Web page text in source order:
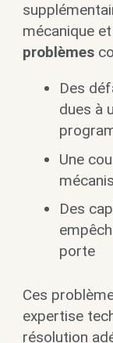
mécanique
problèmes
Des
dues à
Une
Des
porte
Ces
expertise
résolution